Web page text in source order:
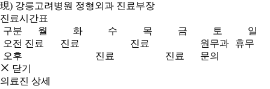
現) 강릉고려병원 정형외과 진료부장
진료시간표
구분
월 화 수 목 금 토
일
오전 진료 진료 진료
원무과
문의
휴무
오후
진료
진료
닫기
의료진 상세